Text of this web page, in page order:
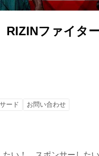
RIZINファイタ
ード お問い合わせ